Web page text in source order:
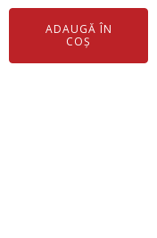
inițial curent
este:
ADAUGĂ ÎN
COȘ